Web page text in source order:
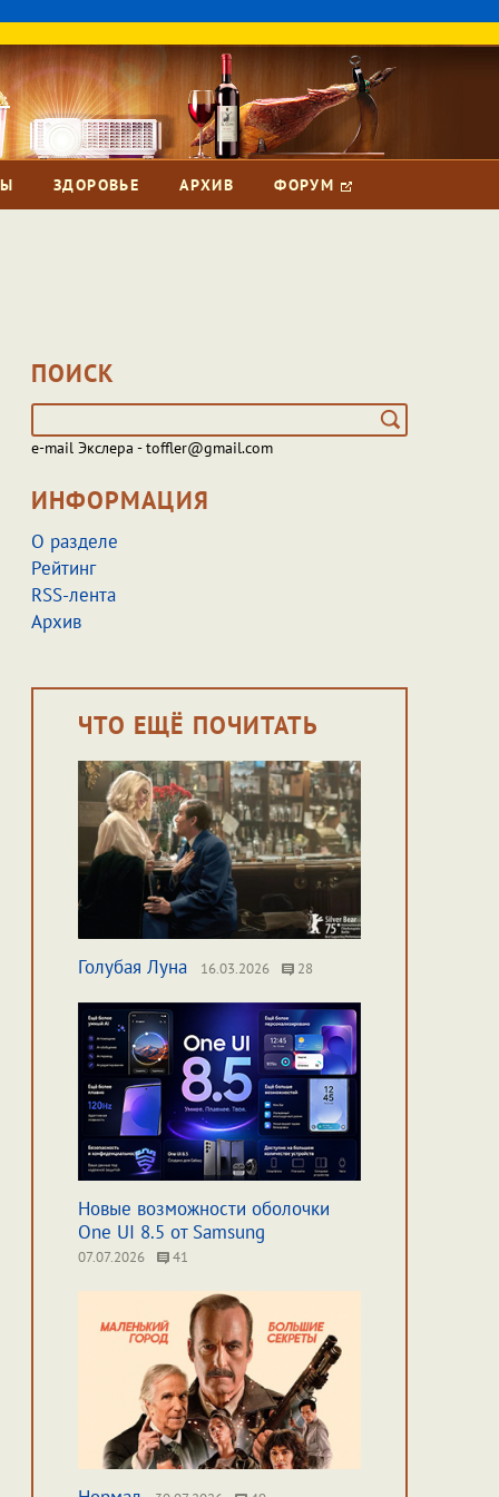
ЗДОРОВЬЕ АРХИВ ФОРУМ
ПОИСК
e-mail Экслера - toffler@gmail.com
ИНФОРМАЦИЯ
О разделе
Рейтинг
RSS-лента
Архив
ЧТО ЕЩЁ ПОЧИТАТЬ
Голубая Луна 16.03.2026 28
Новые возможности оболочки
One UI 8.5 от Samsung
07.07.2026 41